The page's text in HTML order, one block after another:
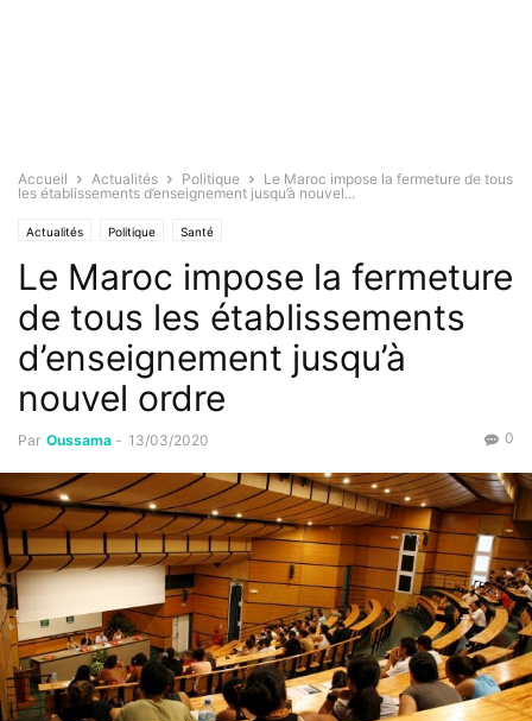
Accueil Actualités Politique
Le Maroc impose la fermeture de tous
les établissements d’enseignement jusqu’à nouvel...
Actualités Politique Santé
Le Maroc impose la fermeture
de tous les établissements
d’enseignement jusqu’à
nouvel ordre
Par Oussama - 13/03/2020 0